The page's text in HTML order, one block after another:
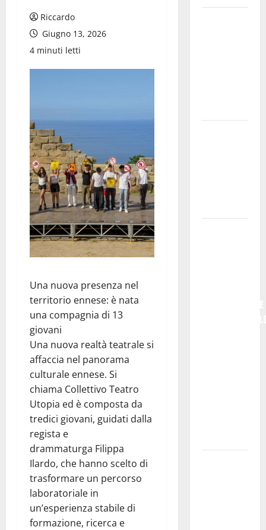
Riccardo
Giugno 13, 2026
4 minuti letti
Una nuova presenza nel
territorio ennese: è nata
una compagnia di 13
giovani
Una nuova realtà teatrale si
affaccia nel panorama
culturale ennese. Si
chiama Collettivo Teatro
Utopia ed è composta da
tredici giovani, guidati dalla
regista e
drammaturga Filippa
Ilardo, che hanno scelto di
trasformare un percorso
laboratoriale in
un’esperienza stabile di
formazione, ricerca e